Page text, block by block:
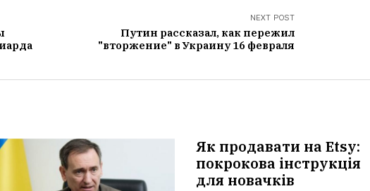
NEXT POST
Путин рассказал, как пережил
"вторжение" в Украину 16 февраля
Як продавати на Etsy:
покрокова інструкція
для новачків